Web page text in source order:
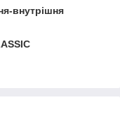
внутрішня